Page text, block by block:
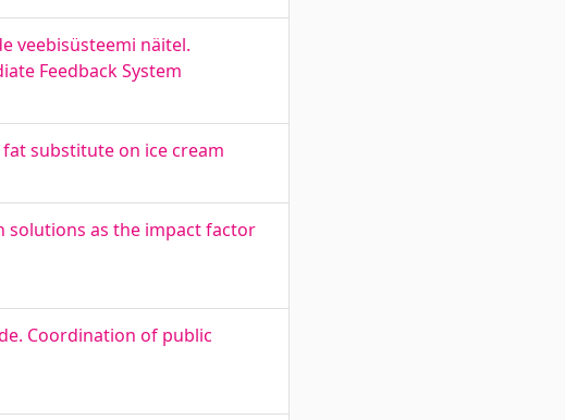
veebisüsteemi näitel.
Feedback System
substitute on ice cream
solutions as the impact factor
Coordination of public